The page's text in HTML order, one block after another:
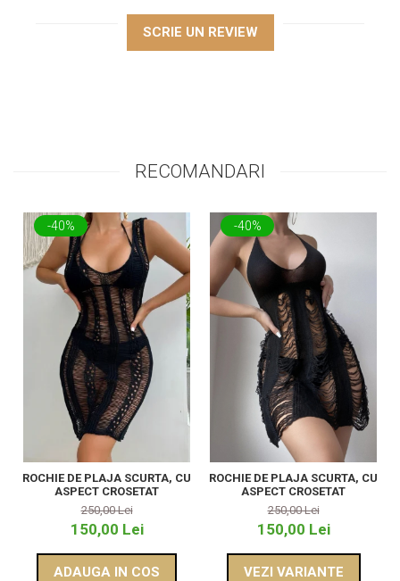
SCRIE UN REVIEW
RECOMANDARI
-40%
ROCHIE DE PLAJA SCURTA, CU
ASPECT CROSETAT
250,00 Lei
150,00 Lei
ADAUGA IN COS
-40%
ROCHIE DE PLAJA SCURTA, CU
ASPECT CROSETAT
250,00 Lei
150,00 Lei
VEZI VARIANTE